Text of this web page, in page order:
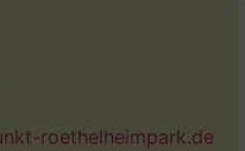
roethelheimpark.de